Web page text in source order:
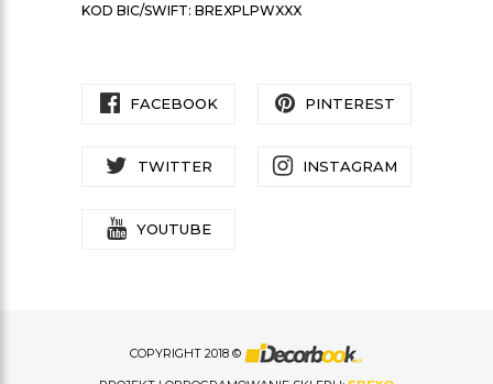
KOD BIC/SWIFT: BREXPLPWXXX
FACEBOOK PINTEREST
TWITTER INSTAGRAM
YOUTUBE
COPYRIGHT 2018 ©